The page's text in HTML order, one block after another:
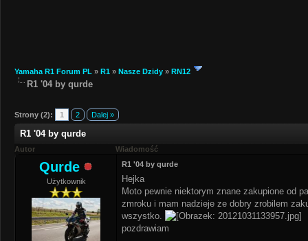
Yamaha R1 Forum PL » R1 » Nasze Dzidy » RN12
R1 '04 by qurde
Strony (2): 1 2 Dalej »
R1 '04 by qurde
Autor Wiadomość
Qurde
Użytkownik
R1 '04 by qurde
Hejka
Moto pewnie niektorym znane zakupione od
zmroku i mam nadzieje ze dobry zrobilem
wszystko.
pozdrawiam